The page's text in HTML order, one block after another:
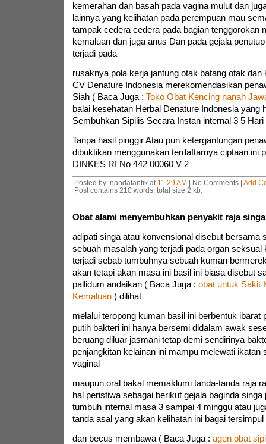
kemerahan dan basah pada vagina mulut dan
lainnya yang kelihatan pada perempuan mau
tampak cedera cedera pada bagian tenggorokan
kemaluan dan juga anus Dan pada gejala
terjadi pada
rusaknya pola kerja jantung otak batang otak
CV Denature Indonesia merekomendasikan
Siah ( Baca Juga : Toko Obat Kencing nanah
balai kesehatan Herbal Denature Indonesia yang
Sembuhkan Sipilis Secara Instan internal 3 5 Hari
Tanpa hasil pinggir Atau pun ketergantungan
dibuktikan menggunakan terdaftarnya ciptaan ini
DINKES RI No 442 00060 V 2
Posted by: nandatantik at 11:29 AM | No Comments | Add
Post contains 210 words, total size 2 kb.
Obat alami menyembuhkan penyakit raja singa
adipati singa atau konvensional disebut bersama
sebuah masalah yang terjadi pada organ seksual
terjadi sebab tumbuhnya sebuah kuman
akan tetapi akan masa ini basil ini biasa disebut
pallidum andaikan ( Baca Juga : obat untuk Sakit
Kemaluan) dilihat
melalui teropong kuman basil ini berbentuk ibarat
putih bakteri ini hanya bersemi didalam awak
beruang diluar jasmani tetap demi sendirinya
penjangkitan kelainan ini mampu melewati ikatan
vaginal
maupun oral bakal memaklumi tanda-tanda raja
hal peristiwa sebagai berikut gejala baginda
tumbuh internal masa 3 sampai 4 minggu atau
tanda asal yang akan kelihatan ini bagai
dan becus membawa ( Baca Juga : agen obat